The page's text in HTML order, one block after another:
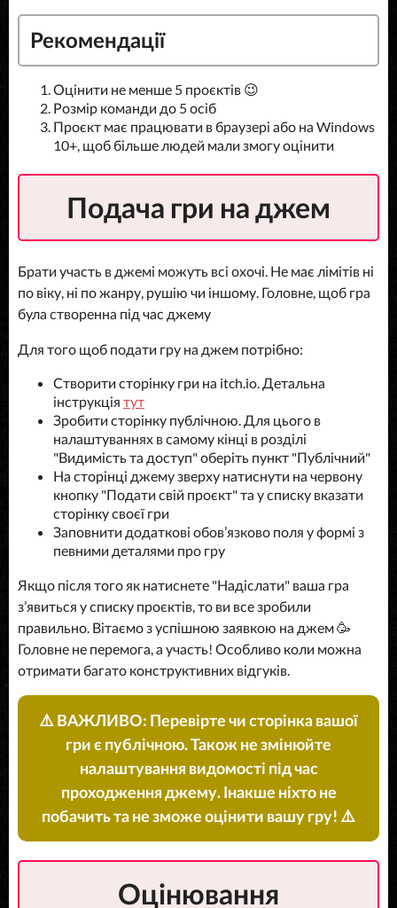
Рекомендації
Оцінити не менше 5 проєктів 😉
Розмір команди до 5 осіб
Проєкт має працювати в браузері або на Windows
10+, щоб більше людей мали змогу оцінити
Подача гри на джем
Брати участь в джемі можуть всі охочі. Не має лімітів ні
по віку, ні по жанру, рушію чи іншому. Головне, щоб гра
була створенна під час джему
Для того щоб подати гру на джем потрібно:
Створити сторінку гри на itch.io. Детальна
інструкція тут
Зробити сторінку публічною. Для цього в
налаштуваннях в самому кінці в розділі
"Видимість та доступ" оберіть пункт "Публічний"
На сторінці джему зверху натиснути на червону
кнопку "Подати свій проєкт" та у списку вказати
сторінку своєї гри
Заповнити додаткові обовʼязково поля у формі з
певними деталями про гру
Якщо після того як натиснете "Надіслати" ваша гра
зʼявиться у списку проєктів, то ви все зробили
правильно. Вітаємо з успішною заявкою на джем 🥳
Головне не перемога, а участь! Особливо коли можна
отримати багато конструктивних відгуків.
⚠️ ВАЖЛИВО: Перевірте чи сторінка вашої
гри є публічною. Також не змінюйте
налаштування видомості під час
проходження джему. Інакше ніхто не
побачить та не зможе оцінити вашу гру! ⚠️
Оцінювання